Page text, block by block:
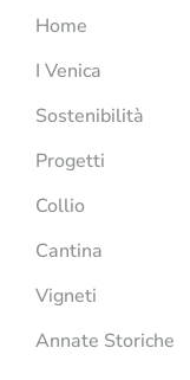
Home
I Venica
Sostenibilità
Progetti
Collio
Cantina
Vigneti
Annate Storiche